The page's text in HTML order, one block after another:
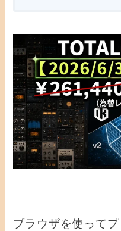
ブラウザを使って